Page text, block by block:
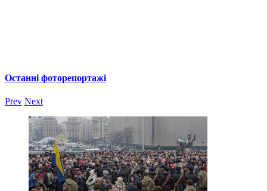
Останні фоторепортажі
Prev Next